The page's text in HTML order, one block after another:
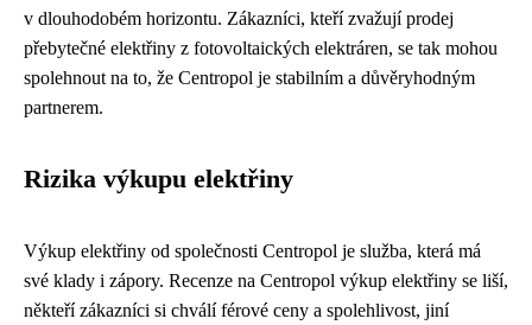
v dlouhodobém horizontu. Zákazníci, kteří zvažují prodej
přebytečné elektřiny z fotovoltaických elektráren, se tak mohou
spolehnout na to, že Centropol je stabilním a důvěryhodným
partnerem.
Rizika výkupu elektřiny
Výkup elektřiny od společnosti Centropol je služba, která má
své klady i zápory. Recenze na Centropol výkup elektřiny se liší,
někteří zákazníci si chválí férové ceny a spolehlivost, jiní